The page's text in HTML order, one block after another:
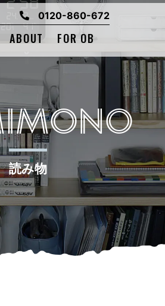
0120-860-672
ABOUT FOR OB
読み物